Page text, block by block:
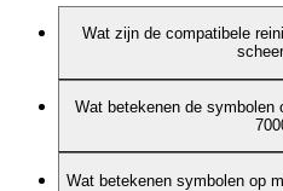
Wat zijn de compatibele
Wat betekenen de symbolen
Wat betekenen symbolen op